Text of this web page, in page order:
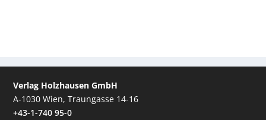
Verlag Holzhausen GmbH
A-1030 Wien, Traungasse 14-16
+43-1-740 95-0